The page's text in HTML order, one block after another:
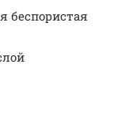
беспористая